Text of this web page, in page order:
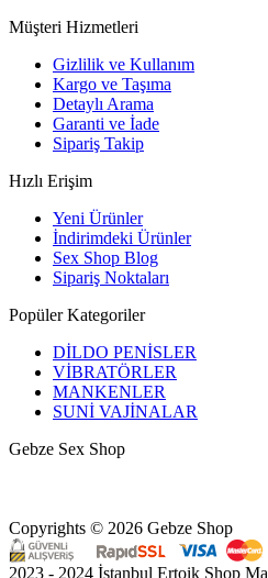
Müşteri Hizmetleri
Gizlilik ve Kullanım
Kargo ve Taşıma
Detaylı Arama
Garanti ve İade
Sipariş Takip
Hızlı Erişim
Yeni Ürünler
İndirimdeki Ürünler
Sex Shop Blog
Sipariş Noktaları
Popüler Kategoriler
DİLDO PENİSLER
VİBRATÖRLER
MANKENLER
SUNİ VAJİNALAR
Gebze Sex Shop
Copyrights © 2026 Gebze Shop
2023 - 2024 İstanbul Ertoik Shop